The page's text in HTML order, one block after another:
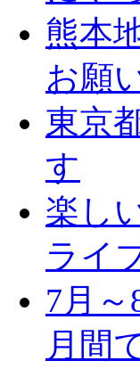
熊本
お願
東京
す
楽し
ライ
7月
月間